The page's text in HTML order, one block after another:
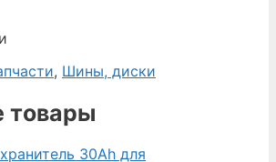
, Шины, диски
товары